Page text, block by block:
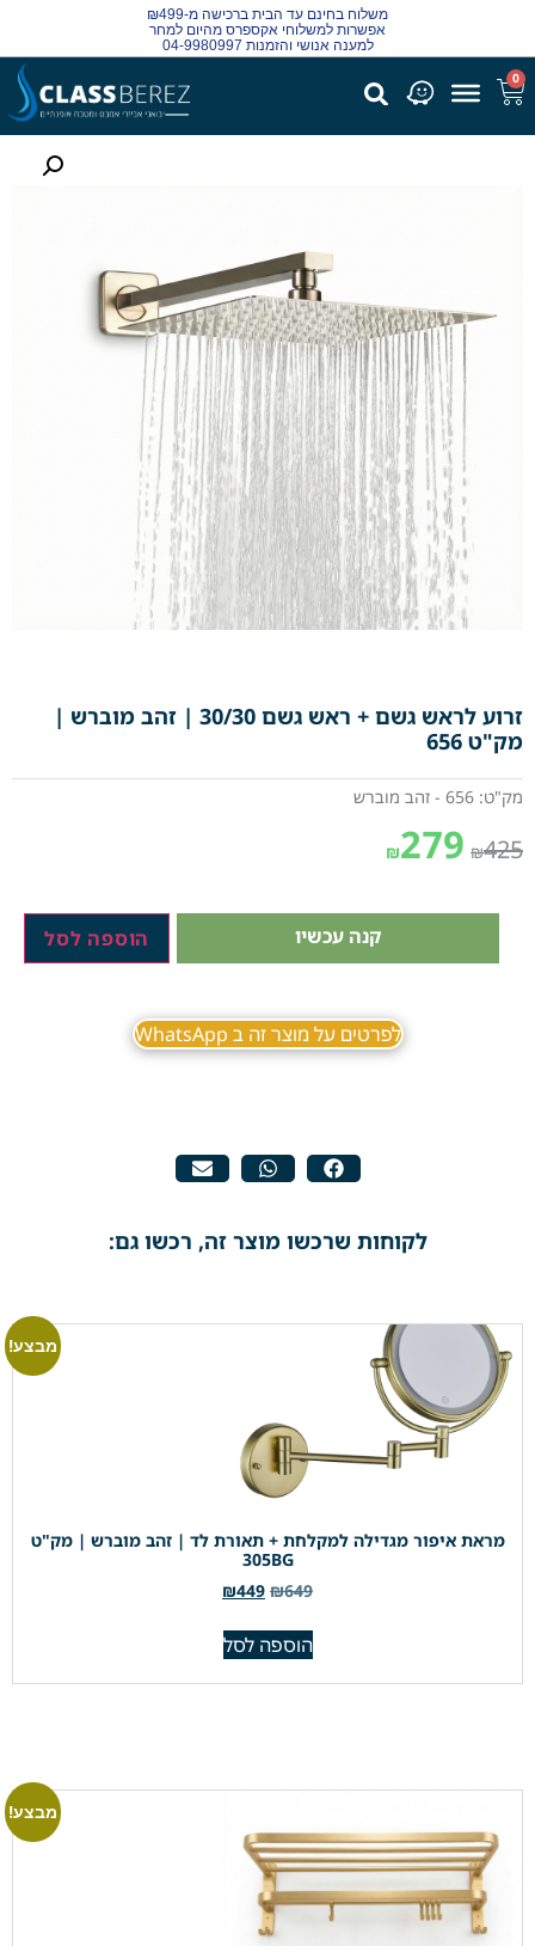
משלוח בחינם עד הבית ברכישה מ-₪499
אפשרות למשלוחי אקספרס מהיום למחר
למענה אנושי והזמנות 04-9980997
0
זרוע לראש גשם + ראש גשם 30/30 | זהב מוברש |
מק"ט 656
מק"ט: 656 - זהב מוברש
₪425
₪279
קנה עכשיו הוספה לסל
לפרטים על מוצר זה ב WhatsApp
לקוחות שרכשו מוצר זה, רכשו גם:
מבצע!
מראת איפור מגדילה למקלחת + תאורת לד | זהב מוברש | מק"ט
305BG
₪649
₪449
הוספה לסל
מבצע!